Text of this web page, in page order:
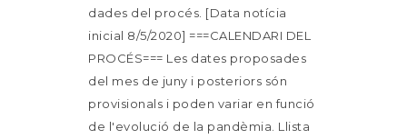
dades del procés. [Data notícia
inicial 8/5/2020] ===CALENDARI DEL
PROCÉS=== Les dates proposades
del mes de juny i posteriors són
provisionals i poden variar en funció
de l'evolució de la pandèmia. Llista